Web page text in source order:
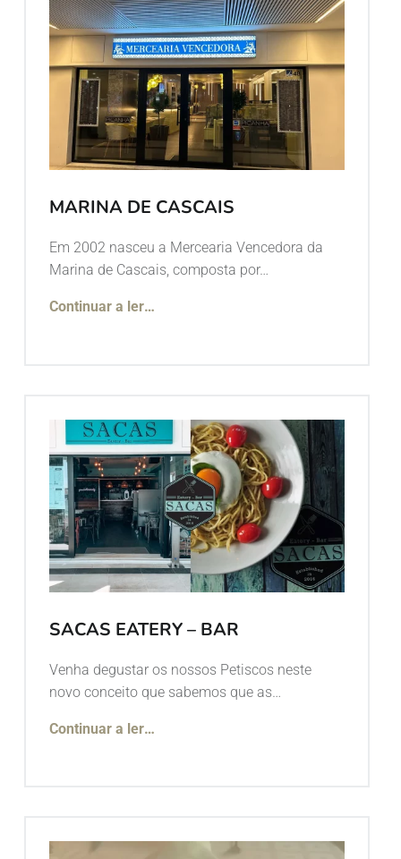
MARINA DE CASCAIS
Em 2002 nasceu a Mercearia Vencedora da
Marina de Cascais, composta por…
Continuar a ler…
SACAS EATERY – BAR
Venha degustar os nossos Petiscos neste
novo conceito que sabemos que as…
Continuar a ler…